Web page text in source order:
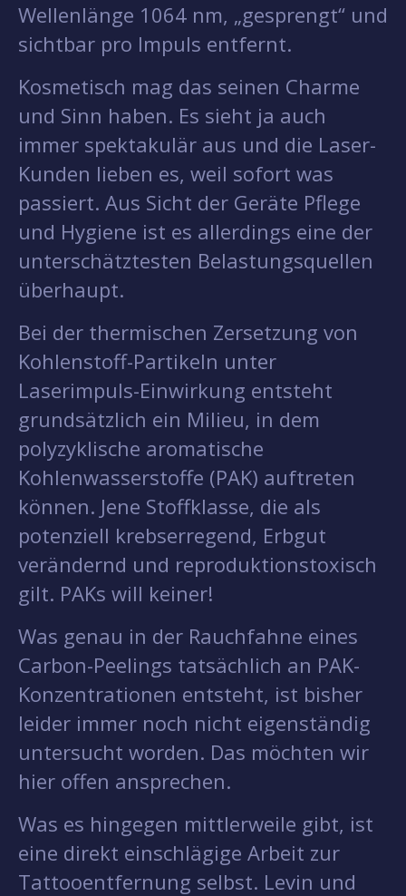
Wellenlänge 1064 nm, „gesprengt“ und
sichtbar pro Impuls entfernt.
Kosmetisch mag das seinen Charme
und Sinn haben. Es sieht ja auch
immer spektakulär aus und die Laser-
Kunden lieben es, weil sofort was
passiert. Aus Sicht der Geräte Pflege
und Hygiene ist es allerdings eine der
unterschätztesten Belastungsquellen
überhaupt.
Bei der thermischen Zersetzung von
Kohlenstoff-Partikeln unter
Laserimpuls-Einwirkung entsteht
grundsätzlich ein Milieu, in dem
polyzyklische aromatische
Kohlenwasserstoffe (PAK) auftreten
können. Jene Stoffklasse, die als
potenziell krebserregend, Erbgut
verändernd und reproduktionstoxisch
gilt. PAKs will keiner!
Was genau in der Rauchfahne eines
Carbon-Peelings tatsächlich an PAK-
Konzentrationen entsteht, ist bisher
leider immer noch nicht eigenständig
untersucht worden. Das möchten wir
hier offen ansprechen.
Was es hingegen mittlerweile gibt, ist
eine direkt einschlägige Arbeit zur
Tattooentfernung selbst. Levin und